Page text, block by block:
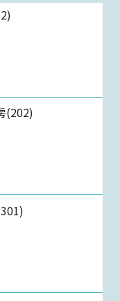
(202)